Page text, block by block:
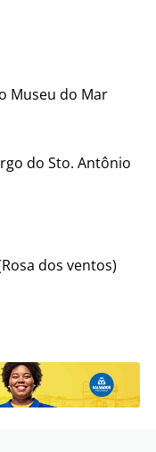
Museu do Mar
do Sto. Antônio
dos ventos)